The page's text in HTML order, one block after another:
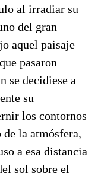
al irradiar su
del gran
aquel paisaje
pasaron
se decidiese a
su
los contornos
de la atmósfera,
a esa distancia
sol sobre el